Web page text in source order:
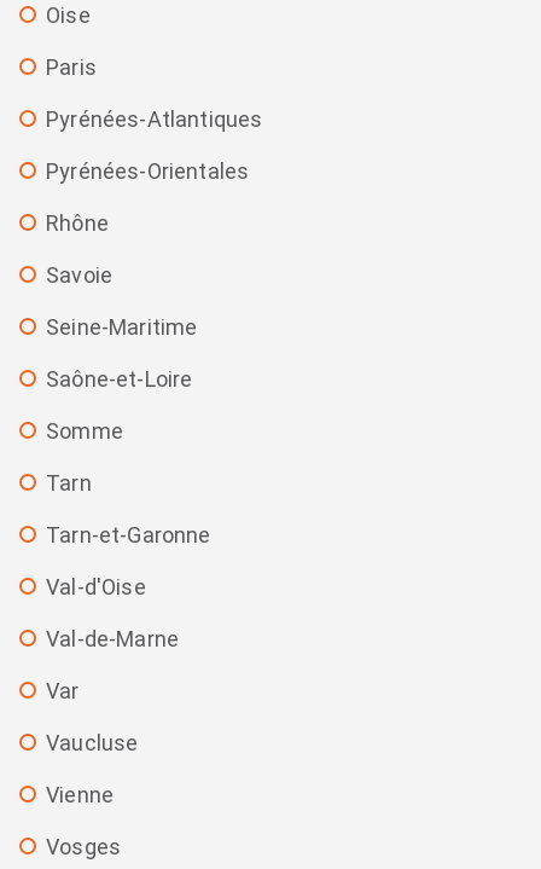
Oise
Paris
Pyrénées-Atlantiques
Pyrénées-Orientales
Rhône
Savoie
Seine-Maritime
Saône-et-Loire
Somme
Tarn
Tarn-et-Garonne
Val-d'Oise
Val-de-Marne
Var
Vaucluse
Vienne
Vosges